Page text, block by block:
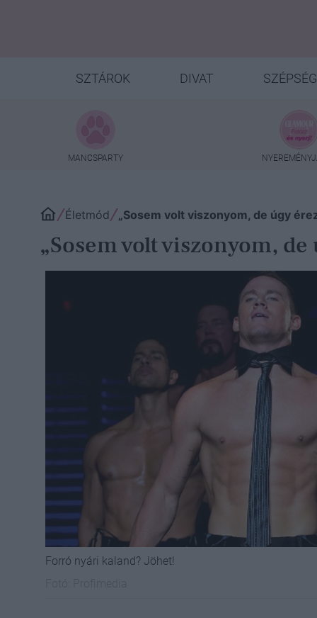
SZTÁROK DIVAT SZÉPSÉG
MANCSPARTY
Életmód „Sosem volt viszonyom, de úgy
„Sosem volt viszonyom,
Forró nyári kaland? Jöhet!